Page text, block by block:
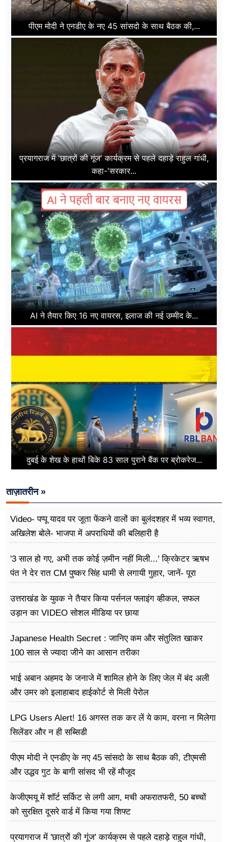
पीएम मोदी ने एनडीए के नए 45 सांसदो के साथ बैठक की,...
प्रयागराज में 'छात्रों की गूंज' कार्यक्रम से पहले दहाड़े राहुल गांधी,
कहा-'सरकार...
AI ने तैयार किए 16 नए वायरस, इलाज की नई उम्मीद के...
दुबई के शेख के हाथों बिके 83 साल पुराने बैंक पर ब्रोकरेज...
ताज़ातरीन »
Video- पप्पू यादव पर जूता फेंकने वालों का बुलंदशहर में भव्य स्वागत,
अखिलेश बोले- भाजपा में अपराधियों की बलिहारी है
'3 साल हो गए, अभी तक कोई ज़मीन नहीं मिली...' क्रिकेटर ऋषभ
पंत ने देर रात CM पुष्कर सिंह धामी से लगायी गुहार, जानें- पूरा
उत्तराखंड के युवक ने तैयार किया पर्सनल फ्लाइंग व्हीकल, सफल
उड़ान का VIDEO सोशल मीडिया पर छाया
Japanese Health Secret : जानिए कम और संतुलित खाकर
100 साल से ज्यादा जीने का आसान तरीका
भाई अबान अहमद के जनाजे में शामिल होने के लिए जेल में बंद अली
और उमर को इलाहाबाद हाईकोर्ट से मिली पेरोल
LPG Users Alert! 16 अगस्त तक कर लें ये काम, वरना न मिलेगा
सिलेंडर और न ही सब्सिडी
पीएम मोदी ने एनडीए के नए 45 सांसदो के साथ बैठक की, टीएमसी
और उद्धव गुट के बागी सांसद भी रहें मौजूद
केजीएमयू में शॉर्ट सर्किट से लगी आग, मची अफरातफरी, 50 बच्चों
को सुरक्षित दूसरे वार्ड में किया गया शिफ्ट
प्रयागराज में 'छात्रों की गूंज' कार्यक्रम से पहले दहाड़े राहुल गांधी,